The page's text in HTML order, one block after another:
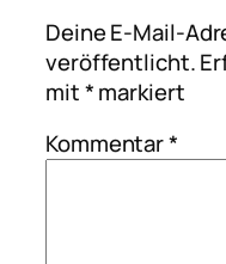
Deine E-Mail-
veröffentlicht.
mit*markiert
Kommentar*